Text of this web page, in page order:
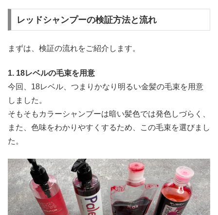
レッドシャンプーの検証方法と流れ
まずは、検証の流れをご紹介します。
1. 18レベルの毛束を用意
今回、18レベル、つまりかなり明るい金髪の毛束を用意
しました。
そもそもカラーシャンプーは暗い髪色では発色しづらく、
また、色味をわかりやすくするため、この毛束を選びまし
た。